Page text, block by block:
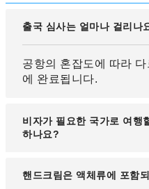
출국 심사는 얼마나 걸리나
공항의 혼잡도에 따라
에 완료됩니다.
비자가 필요한 국가로 여행
하나요?
여권과 함께 보관하면
핸드크림은 액체류에 포함